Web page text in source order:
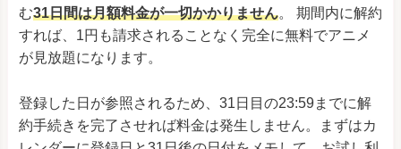
む31日間は月額料金が一切かかりません。 期間内に解約
すれば、1円も請求されることなく完全に無料でアニメ
が見放題になります。
登録した日が参照されるため、31日目の23:59までに解
約手続きを完了させれば料金は発生しません。まずはカ